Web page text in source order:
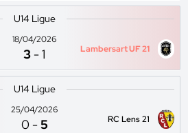
U14 Ligue
18/04/2026
3 -1 Lambersart UF 21
U14 Ligue
25/04/2026
0 -5 RC Lens 21